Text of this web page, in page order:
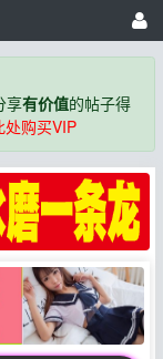
享有价值的帖子得
处购买VIP